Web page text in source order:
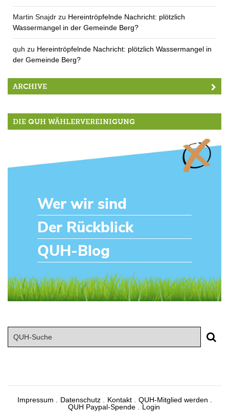
Martin Snajdr zu Hereintröpfelnde Nachricht: plötzlich
Wassermangel in der Gemeinde Berg?
quh zu Hereintröpfelnde Nachricht: plötzlich Wassermangel in
der Gemeinde Berg?
ARCHIVE
DIE QUH WÄHLERVEREINIGUNG
Wer wir sind
Der Rückblick
QUH-Blog
Impressum Datenschutz Kontakt
QUH-Mitglied werden
QUH Paypal-Spende
Login